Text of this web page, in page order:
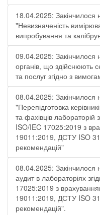
18.04.2025: Закінчилося
"Невизначеність
випробування та
09.04.2025:
органів, що здійснюють
та послуг згідно з
08.04.2025: Закінчилося
"Перепідготовка
та фахівців
ISO/IEC 17025:2019 з
19011:2019, ДСТУ ISO
рекомендацій"
08.04.2025: Закінчилося
аудит в лабораторіях
17025:2019 з
19011:2019, ДСТУ ISO
рекомендацій".